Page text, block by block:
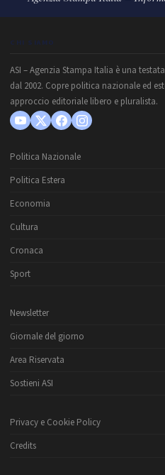
CHI SIAMO
ASI – Agenzia Stampa Italia è una
dal 2002. Copre politica nazionale ed
approccio editoriale libero e pluralista.
Politica Nazionale
Politica Estera
Economia
Cultura
Cronaca
Sport
Newsletter
Giornale del giorno
Area Riservata
Sostieni ASI
Privacy e Cookie Policy
Credits